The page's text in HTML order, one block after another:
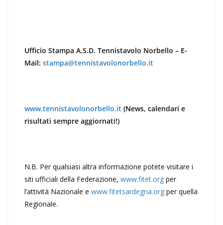
Ufficio Stampa A.S.D. Tennistavolo Norbello – E-
Mail: stampa@tennistavolonorbello.it
www.tennistavolonorbello.it (News, calendari e
risultati sempre aggiornati!)
N.B. Per qualsiasi altra informazione potete visitare i
siti ufficiali della Federazione, www.fitet.org per
l’attività Nazionale e www.fitetsardegna.org per quella
Regionale.